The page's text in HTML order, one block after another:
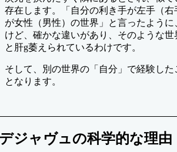
存在します。「自分の利き手が左手（
が女性（男性）の世界」と言ったよう
けど、確かな違いがあり、そのような世
と肝g萎えられているわけです。
そして、別の世界の「自分」で経験した
となります。
ジャヴュの科学的な理由